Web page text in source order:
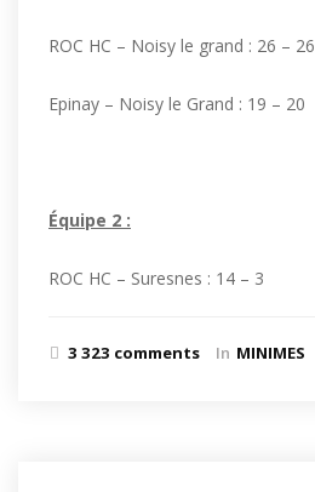
ROC HC – Noisy le grand : 26 – 26
Epinay – Noisy le Grand : 19 – 20
Équipe 2 :
ROC HC – Suresnes : 14 – 3
3 323 comments In MINIMES